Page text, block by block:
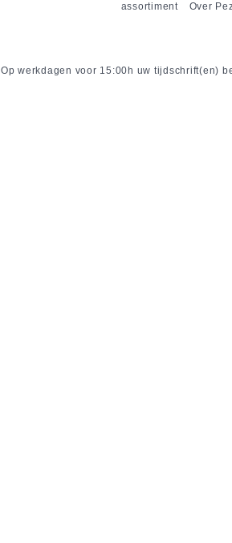
assortiment Over
Op werkdagen voor 15:00h uw tijdschrift(en)